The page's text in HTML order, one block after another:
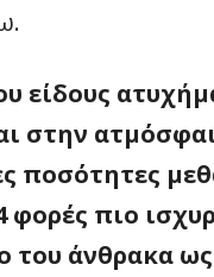
είδους
στην
ποσότητες
φορές πιο
του άνθρακα